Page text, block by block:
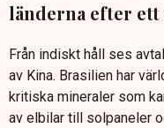
länderna efter ett
Från indiskt håll ses
av Kina. Brasilien har
kritiska mineraler som
av elbilar till solpaneler